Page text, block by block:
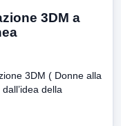
3DM a
3DM ( Donne alla
della